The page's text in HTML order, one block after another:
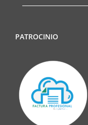
PATROCINIO